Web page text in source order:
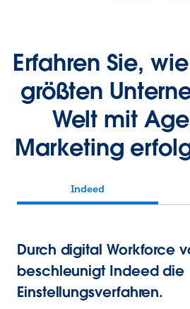
Erfahren Sie,
größten
Welt mit
Marketing
Indeed
Durch digital Workforce
beschleunigt Indeed die
Einstellungsverfahren.